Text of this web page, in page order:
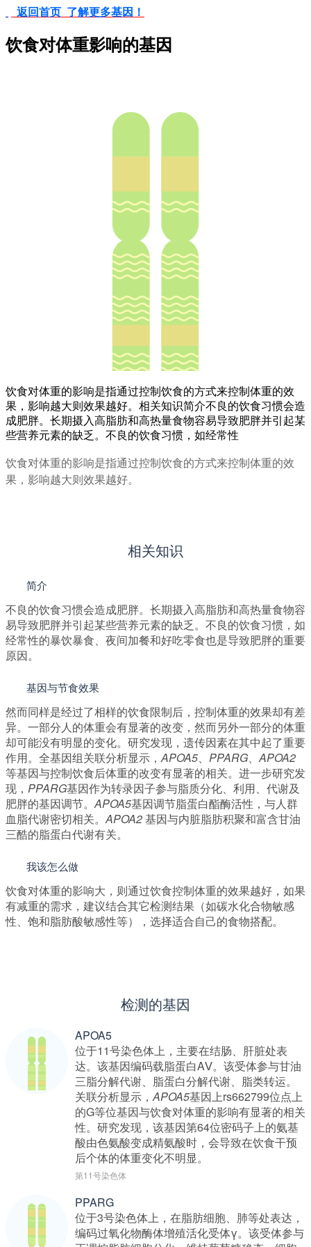
返回首页 了解更多基因！
饮食对体重影响的基因
饮食对体重的影响是指通过控制饮食的方式来控制体重的效
果，影响越大则效果越好。相关知识简介不良的饮食习惯会造
成肥胖。长期摄入高脂肪和高热量食物容易导致肥胖并引起某
些营养元素的缺乏。不良的饮食习惯，如经常性
饮食对体重的影响是指通过控制饮食的方式来控制体重的效
果，影响越大则效果越好。
相关知识
简介
不良的饮食习惯会造成肥胖。长期摄入高脂肪和高热量食物容
易导致肥胖并引起某些营养元素的缺乏。不良的饮食习惯，如
经常性的暴饮暴食、夜间加餐和好吃零食也是导致肥胖的重要
原因。
基因与节食效果
然而同样是经过了相样的饮食限制后，控制体重的效果却有差
异。一部分人的体重会有显著的改变，然而另外一部分的体重
却可能没有明显的变化。研究发现，遗传因素在其中起了重要
作用。全基因组关联分析显示，APOA5、 PPARG、APOA2
等基因与控制饮食后体重的改变有显著的相关。进一步研究发
现， PPARG基因作为转录因子参与脂质分化、利用、代谢及
肥胖的基因调节。APOA5基因调节脂蛋白酯酶活性，与人群
血脂代谢密切相关。APOA2基因与内脏脂肪积聚和富含甘油
三酷的脂蛋白代谢有关。
我该怎么做
饮食对体重的影响大，则通过饮食控制体重的效果越好，如果
有减重的需求，建议结合其它检测结果（如碳水化合物敏感
性、饱和脂肪酸敏感性等），选择适合自己的食物搭配。
检测的基因
APOA5
位于11号染色体上，主要在结肠、肝脏处表
达。该基因编码载脂蛋白AⅤ。该受体参与甘油
三脂分解代谢、脂蛋白分解代谢、脂类转运。
关联分析显示，APOA5基因上rs662799位点上
的G等位基因与饮食对体重的影响有显著的相关
性。研究发现，该基因第64位密码子上的氨基
酸由色氨酸变成精氨酸时，会导致在饮食干预
后个体的体重变化不明显。
第11号染色体
PPARG
位于3号染色体上，在脂肪细胞、肺等处表达，
编码过氧化物酶体增殖活化受体γ。该受体参与